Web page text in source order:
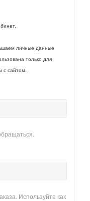
личные данные
только для
с сайтом.
Используйте как